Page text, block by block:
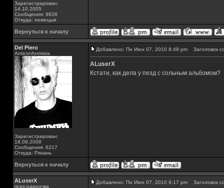
Зарегистрирован:
14.10.2005
Сообщения: 9828
Откуда: немецыя
Вернуться к началу
Del Piero
Аnticonformista
Зарегистрирован:
18.09.2008
Сообщения: 6217
Откуда: Рязань
Добавлено: Пн Июн 07, 2010 8:49 pm Заголовок
ALuserX
Кстати, как дела у пезд с сольным альбомом?
Вернуться к началу
ALuserX
псих-одиночка
Добавлено: Пн Июн 07, 2010 9:17 pm Заголовок